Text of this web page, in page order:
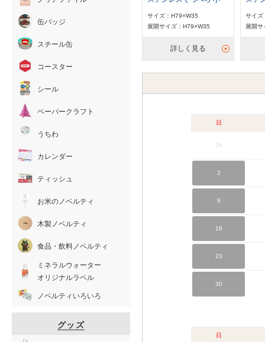
サイズ：H79×W35
展開サイズ：H79×W35
詳しく見る
サイズ
展開
日
26
2
9
16
23
30
日
缶バッジ
スチール缶
コースター
シール
ペーパークラフト
うちわ
カレンダー
ティッシュ
お米のノベルティ
木製ノベルティ
食品・飲料ノベルティ
ミネラルウォーター
オリジナルラベル
ノベルティいろいろ
グッズ